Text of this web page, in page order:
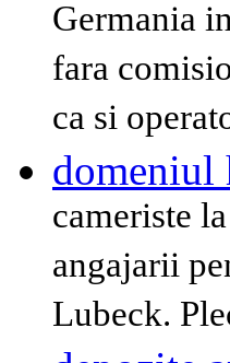
Germania
fara
ca si
domeniul
cameriste
angajarii
Lubeck.